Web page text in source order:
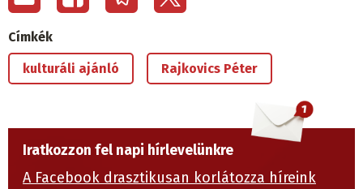
Címkék
kulturáli ajánló Rajkovics Péter
Iratkozzon fel napi hírlevelünkre
A Facebook drasztikusan korlátozza híreink